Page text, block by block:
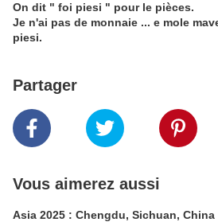
On dit " foi piesi " pour le pièces.
Je n'ai pas de monnaie ... e mole
piesi.
Partager
Vous aimerez aussi
Asia 2025 : Chengdu, Sichuan, China